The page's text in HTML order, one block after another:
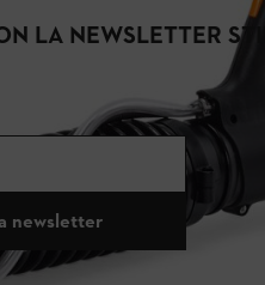
LA NEWSLETTER
newsletter